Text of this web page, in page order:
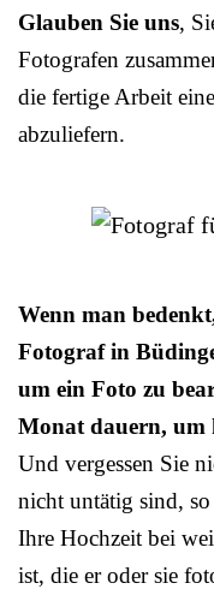
Glauben Sie uns,
Fotografen
die fertige Arbeit
abzuliefern.
Wenn man
Fotograf in
um ein Foto zu
Monat dauern, um
Und vergessen Sie
nicht untätig sind, so
Ihre Hochzeit bei
ist, die er oder sie